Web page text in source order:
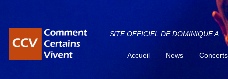
SITE OFFICIEL DE DOMINIQUE A
Accueil News Concerts